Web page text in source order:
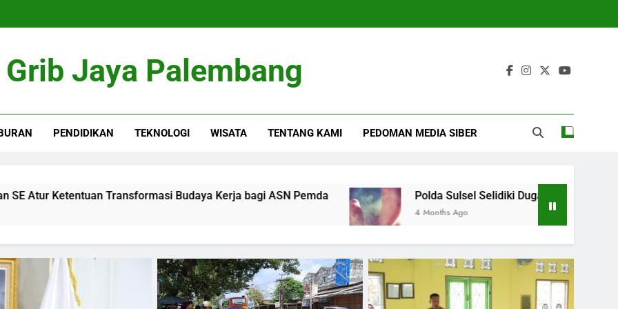
Grib Jaya Palembang
PENDIDIKAN TEKNOLOGI WISATA TENTANG KAMI PEDOMAN MEDIA SIBER
Budaya Kerja bagi ASN Pemda Polda Sulsel Selidiki Dugaan Ibu Jual Anak Kandung di